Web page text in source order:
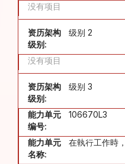
没有项目
资历架构
级别:
级别 2
没有项目
资历架构
级别:
级别 3
能力单元
编号:
106670L3
能力单元
名称:
在執行工作時